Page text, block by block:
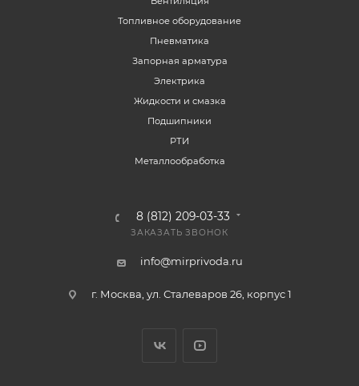
Топливное оборудование
Пневматика
Запорная арматура
Электрика
Жидкости и смазка
Подшипники
РТИ
Металлообработка
8 (812) 209-03-33
ЗАКАЗАТЬ ЗВОНОК
info@mirprivoda.ru
г. Москва, ул. Сталеваров 26, корпус 1